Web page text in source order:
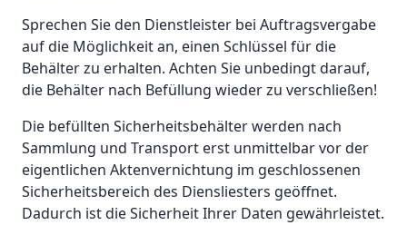
Sprechen Sie den Dienstleister bei Auftragsvergabe
auf die Möglichkeit an, einen Schlüssel für die
Behälter zu erhalten. Achten Sie unbedingt darauf,
die Behälter nach Befüllung wieder zu verschließen!
Die befüllten Sicherheitsbehälter werden nach
Sammlung und Transport erst unmittelbar vor der
eigentlichen Aktenvernichtung im geschlossenen
Sicherheitsbereich des Diensliesters geöffnet.
Dadurch ist die Sicherheit Ihrer Daten gewährleistet.